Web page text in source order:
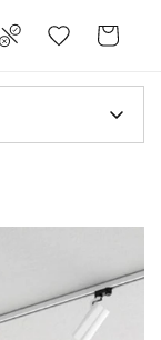
missing:
Carrello